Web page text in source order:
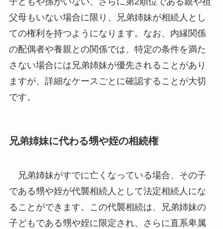
父母もいない場合に限り、兄弟姉妹が相続人とし
ての権利を持つようになります。なお、内縁関係
の配偶者や養親との関係では、特定の条件を満た
さない場合には兄弟姉妹が優先されることがあり
ますが、詳細なケースごとに確認することが大切
です。
兄弟姉妹に代わる甥や姪の相続権
兄弟姉妹がすでに亡くなっている場合、その子
である甥や姪が代襲相続人として法定相続人にな
ることができます。この代襲相続は、兄弟姉妹の
子どもである甥や姪に限定され、さらに直系卑属